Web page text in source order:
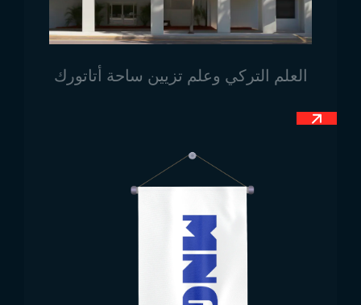
للاطلاع على جميعنماذج أعلام الدولواحتياجاتكم الأخرى،
قم بزيارتنا عبر خرائط Google!
العلم التركي وعلم تزيين ساحة أتاتورك